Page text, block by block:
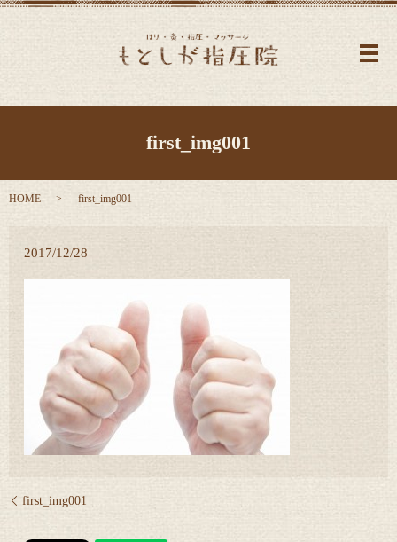
メ
first_img001
HOME first_img001
2017/12/28
first_img001